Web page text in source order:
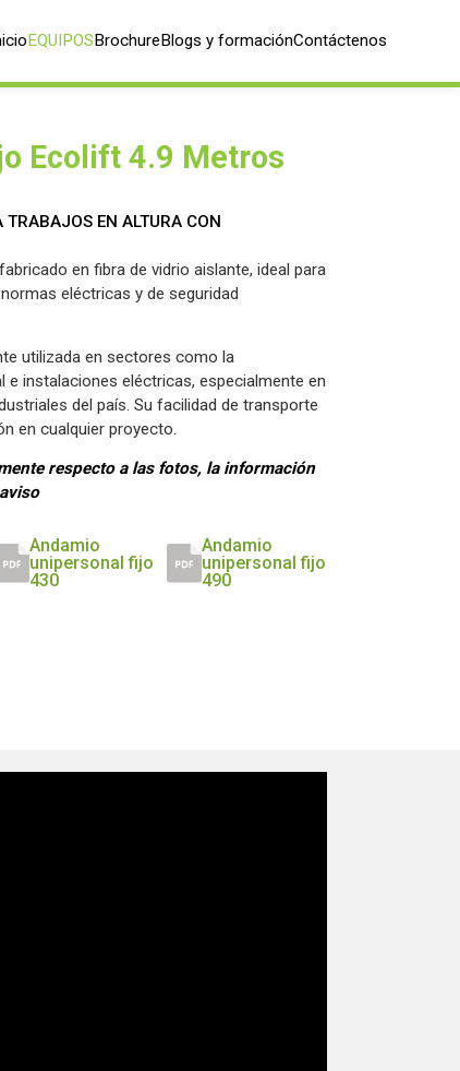
EQUIPOSBrochureBlogs y formaciónContáctenos
Ecolift 4.9 Metros
TRABAJOS EN ALTURA CON
en fibra de vidrio aislante, ideal para
eléctricas y de seguridad
utilizada en sectores como la
instalaciones eléctricas, especialmente en
del país. Su facilidad de transporte
en cualquier proyecto.
respecto a las fotos, la información
Andamio
unipersonal fijo
430
Andamio
unipersonal fijo
490